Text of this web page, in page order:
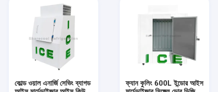
কোল্ড ওয়াল এনার্জি সেভিং ব্যাগড
ফ্যান কুলিং 600L ইন্ডোর আইস